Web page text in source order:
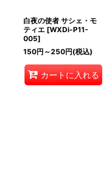
白夜の使者 サシェ・モ
ティエ [WXDi-P11-
005]
150円 ～250円(税込)
カートに入れる